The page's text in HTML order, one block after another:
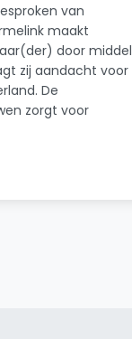
van
maakt
door middel
zij aandacht voor
De
zorgt voor